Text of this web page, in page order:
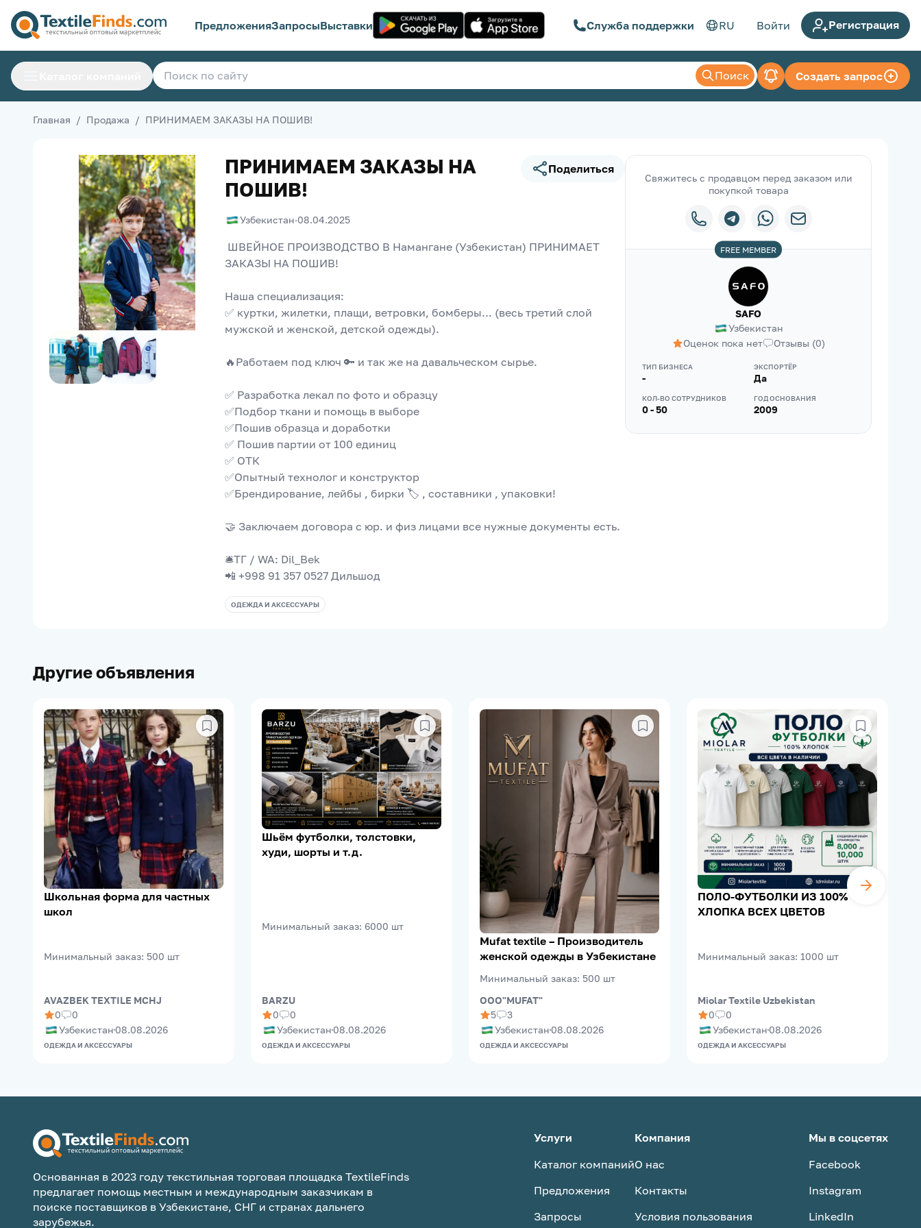
ПредложенияЗапросыВыставки Служба поддержки RU Войти Регистрация
Поиск Создать запрос
Главная / Продажа / ПРИНИМАЕМ ЗАКАЗЫ НА ПОШИВ!
ПРИНИМАЕМ ЗАКАЗЫ НА
ПОШИВ!
Поделиться
Узбекистан·08.04.2025
ЗАКАЗЫ НА ПОШИВ!
Наша специализация:
✅ куртки, жилетки, плащи, ветровки, бомберы... (весь третий слой
мужской и женской, детской одежды).
🔥Работаем под ключ 🔑 и так же на давальческом сырье.
✅ Разработка лекал по фото и образцу
✅Подбор ткани и помощь в выборе
✅Пошив образца и доработки
✅ Пошив партии от 100 единиц
✅ ОТК
✅Опытный технолог и конструктор
✅Брендирование, лейбы , бирки 🏷️ , составники , упаковки!
🤝 Заключаем договора с юр. и физ лицами все нужные документы есть.
🛎ТГ / WA: Dil_Bek
📲 +998 91 357 0527 Дильшод
ОДЕЖДА И АКСЕССУАРЫ
Свяжитесь с продавцом перед заказом или
покупкой товара
SAFO
Узбекистан
Оценок пока нет
Отзывы (0)
ТИП БИЗНЕСА
-
ЭКСПОРТЁР
Да
КОЛ-ВО СОТРУДНИКОВ
0 - 50
ГОД ОСНОВАНИЯ
2009
FREE MEMBER
Другие объявления
Школьная форма для частных
школ
Минимальный заказ: 500 шт
AVAZBEK TEXTILE MCHJ
0
0
Узбекистан 08.08.2026
ОДЕЖДА И АКСЕССУАРЫ
Шьём футболки, толстовки,
худи, шорты и т.д.
Минимальный заказ: 6000 шт
BARZU
0
0
Узбекистан 08.08.2026
ОДЕЖДА И АКСЕССУАРЫ
Mufat textile – Производитель
женской одежды в Узбекистане
Минимальный заказ: 500 шт
OOO"MUFAT"
5
3
Узбекистан 08.08.2026
ОДЕЖДА И АКСЕССУАРЫ
ПОЛО-ФУТБОЛКИ ИЗ 100%
ХЛОПКА ВСЕХ ЦВЕТОВ
Минимальный заказ: 1000 шт
Miolar Textile Uzbekistan
0
0
Узбекистан 08.08.2026
ОДЕЖДА И АКСЕССУАРЫ
Основанная в 2023 году текстильная торговая площадка TextileFinds
предлагает помощь местным и международным заказчикам в
поиске поставщиков в Узбекистане, СНГ и странах дальнего
зарубежья.
Услуги
Каталог компаний
Предложения
Запросы
Компания
О нас
Контакты
Условия пользования
Мы в соцсетях
Facebook
Instagram
LinkedIn